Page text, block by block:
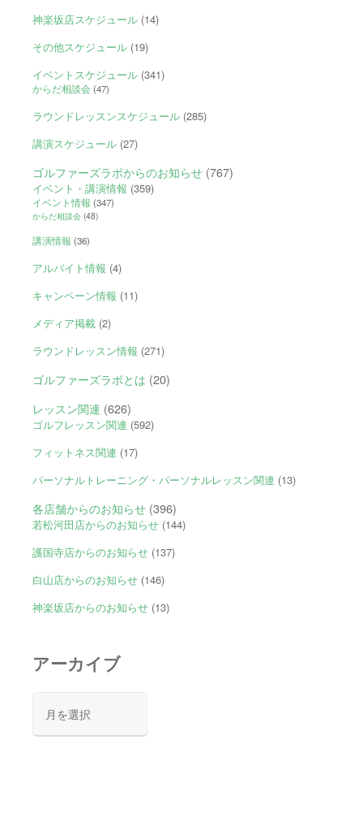
神楽坂店スケジュール(14)
その他スケジュール(19)
イベントスケジュール(341)
からだ相談会(47)
ラウンドレッスンスケジュール(285)
講演スケジュール(27)
ゴルファーズラボからのお知らせ(767)
イベント・講演情報 (359)
イベント情報 (347)
からだ相談会(48)
講演情報 (36)
アルバイト情報 (4)
キャンペーン情報 (11)
メディア掲載(2)
ラウンドレッスン情報 (271)
ゴルファーズラボとは (20)
レッスン関連 (626)
ゴルフレッスン関連 (592)
フィットネス関連 (17)
パーソナルトレーニング・パーソナルレッスン関連 (13)
各店舗からのお知らせ(396)
若松河田店からのお知らせ(144)
護国寺店からのお知らせ(137)
白山店からのお知らせ(146)
神楽坂店からのお知らせ(13)
アーカイブ
カ